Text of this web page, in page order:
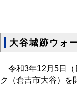
大谷城跡ウォ
令和3年12月5日（
ク（倉吉市大谷）を